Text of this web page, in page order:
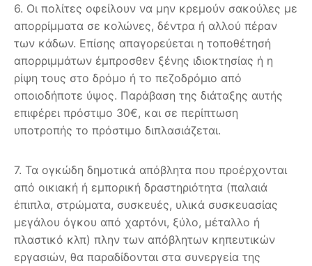
6. Οι πολίτες οφείλουν να μην κρεμούν σακούλες με
απορρίμματα σε κολώνες, δέντρα ή αλλού πέραν
των κάδων. Επίσης απαγορεύεται η τοποθέτησή
απορριμμάτων έμπροσθεν ξένης ιδιοκτησίας ή η
ρίψη τους στο δρόμο ή το πεζοδρόμιο από
οποιοδήποτε ύψος. Παράβαση της διάταξης αυτής
επιφέρει πρόστιμο 30€, και σε περίπτωση
υποτροπής το πρόστιμο διπλασιάζεται.
7. Τα ογκώδη δημοτικά απόβλητα που προέρχονται
από οικιακή ή εμπορική δραστηριότητα (παλαιά
έπιπλα, στρώματα, συσκευές, υλικά συσκευασίας
μεγάλου όγκου από χαρτόνι, ξύλο, μέταλλο ή
πλαστικό κλπ) πλην των απόβλητων κηπευτικών
εργασιών, θα παραδίδονται στα συνεργεία της